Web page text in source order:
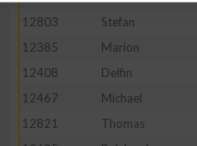
12803
Stefan
12385
Marion
12408
Delfin
12467
Michael
12821
Thomas
Erstellung von Profilen für
Verwendung von Profilen